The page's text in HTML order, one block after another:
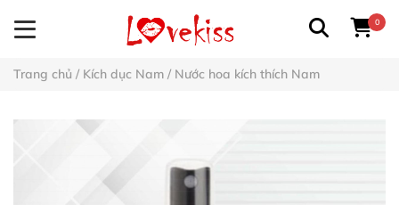
0
Trang chủ / Kích dục Nam / Nước hoa kích thích Nam